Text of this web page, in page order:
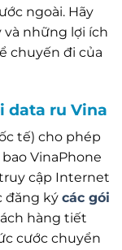
ngoài. Hãy
những lợi ích
chuyến đi của
data ru Vina
tế) cho phép
VinaPhone
cập Internet
đăng ký các gói
hàng tiết
cước chuyển